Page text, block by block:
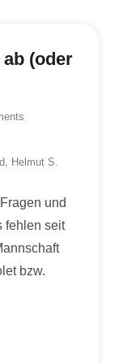
(oder
, Helmut S.
und
fehlen seit
bzw.